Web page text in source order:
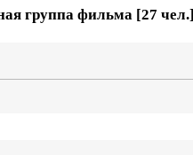
группа фильма [27 чел.]